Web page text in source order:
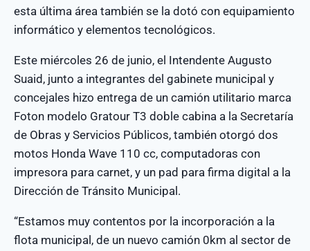
esta última área también se la dotó con equipamiento
informático y elementos tecnológicos.
Este miércoles 26 de junio, el Intendente Augusto
Suaid, junto a integrantes del gabinete municipal y
concejales hizo entrega de un camión utilitario marca
Foton modelo Gratour T3 doble cabina a la Secretaría
de Obras y Servicios Públicos, también otorgó dos
motos Honda Wave 110 cc, computadoras con
impresora para carnet, y un pad para firma digital a la
Dirección de Tránsito Municipal.
“Estamos muy contentos por la incorporación a la
flota municipal, de un nuevo camión 0km al sector de